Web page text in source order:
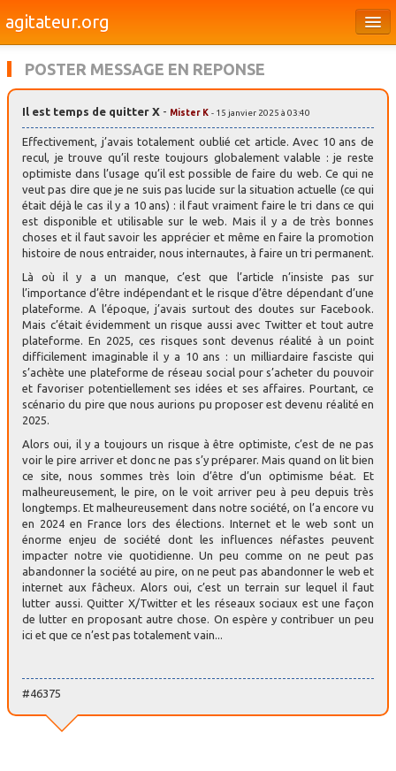
agitateur.org
Bourges & le Cher
Culture
Médias
Dossiers
Brèves
POSTER MESSAGE EN REPONSE
Il est temps de quitter X - Mister K - 15 janvier 2025 à 03:40
Effectivement, j’avais totalement oublié cet article. Avec 10 ans de
recul, je trouve qu’il reste toujours globalement valable : je reste
optimiste dans l’usage qu’il est possible de faire du web. Ce qui ne
veut pas dire que je ne suis pas lucide sur la situation actuelle (ce qui
était déjà le cas il y a 10 ans) : il faut vraiment faire le tri dans ce qui
est disponible et utilisable sur le web. Mais il y a de très bonnes
choses et il faut savoir les apprécier et même en faire la promotion
histoire de nous entraider, nous internautes, à faire un tri permanent.
Là où il y a un manque, c’est que l’article n’insiste pas sur
l’importance d’être indépendant et le risque d’être dépendant d’une
plateforme. A l’époque, j’avais surtout des doutes sur Facebook.
Mais c’était évidemment un risque aussi avec Twitter et tout autre
plateforme. En 2025, ces risques sont devenus réalité à un point
difficilement imaginable il y a 10 ans : un milliardaire fasciste qui
s’achète une plateforme de réseau social pour s’acheter du pouvoir
et favoriser potentiellement ses idées et ses affaires. Pourtant, ce
scénario du pire que nous aurions pu proposer est devenu réalité en
2025.
Alors oui, il y a toujours un risque à être optimiste, c’est de ne pas
voir le pire arriver et donc ne pas s’y préparer. Mais quand on lit bien
ce site, nous sommes très loin d’être d’un optimisme béat. Et
malheureusement, le pire, on le voit arriver peu à peu depuis très
longtemps. Et malheureusement dans notre société, on l’a encore vu
en 2024 en France lors des élections. Internet et le web sont un
énorme enjeu de société dont les influences néfastes peuvent
impacter notre vie quotidienne. Un peu comme on ne peut pas
abandonner la société au pire, on ne peut pas abandonner le web et
internet aux fâcheux. Alors oui, c’est un terrain sur lequel il faut
lutter aussi. Quitter X/Twitter et les réseaux sociaux est une façon
de lutter en proposant autre chose. On espère y contribuer un peu
ici et que ce n’est pas totalement vain...
#46375